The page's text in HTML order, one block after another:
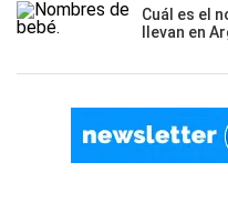
Cuál es el
llevan en